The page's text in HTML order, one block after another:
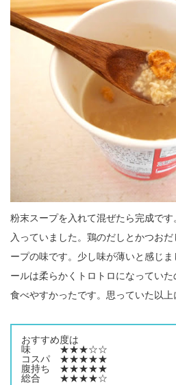
粉末スープを入れて混ぜたら完成で
入っていました。鶏のだしとかつお
ープの味です。少し味が薄いと感じ
ールは柔らかくトロトロになってい
食べやすかったです。思っていた以上
おすすめ度は
味 ★★★☆☆
コスパ ★★★★★
腹持ち ★★★★★
総合 ★★★★☆